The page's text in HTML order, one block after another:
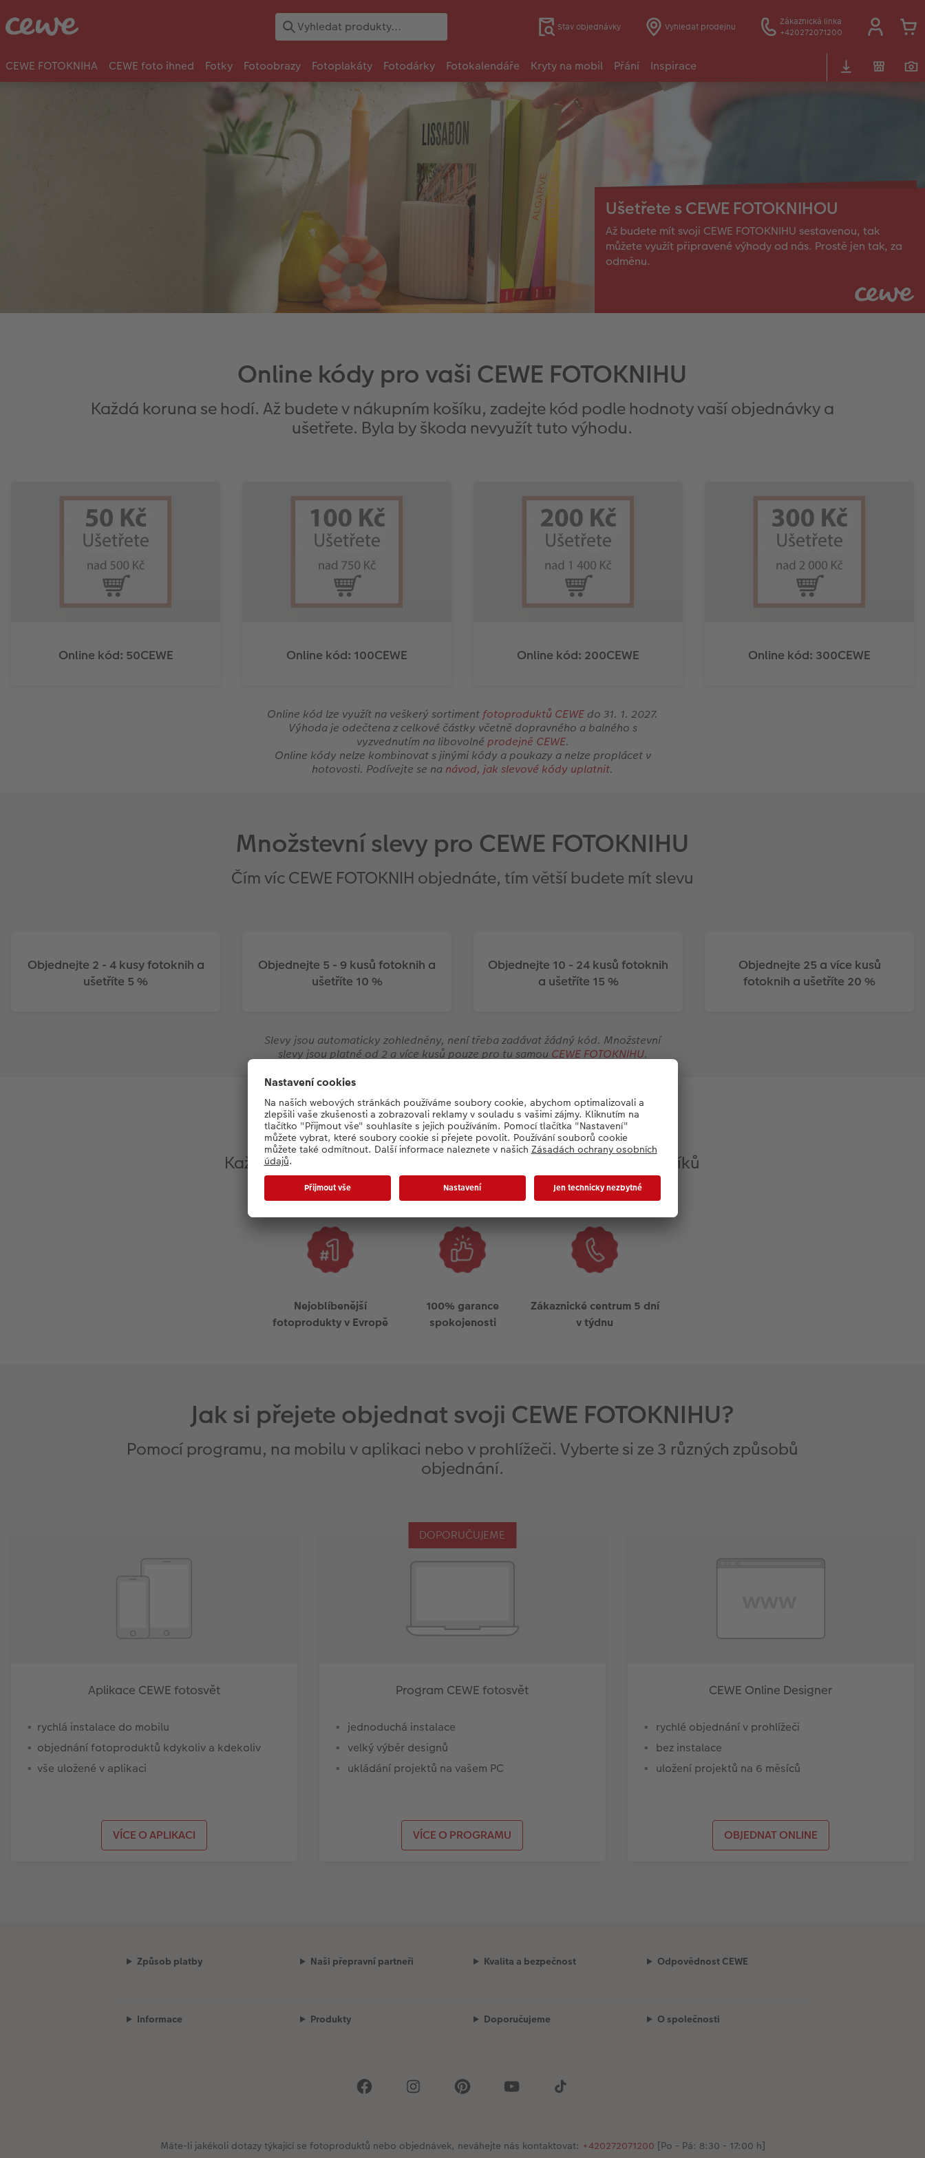
Stav objednávky Vyhledat prodejnu
Zákaznická linka
+420272071200
CEWE FOTOKNIHA CEWE foto ihned Fotky Fotoobrazy Fotoplakáty Fotodárky Fotokalendáře Kryty na mobil Přání Inspirace
Ušetřete s CEWE FOTOKNIHOU
Až budete mít svoji CEWE FOTOKNIHU sestavenou, tak
můžete využít připravené výhody od nás. Prostě jen tak, za
odměnu.
Online kódy pro vaši CEWE FOTOKNIHU
Každá koruna se hodí. Až budete v nákupním košíku, zadejte kód podle hodnoty vaší objednávky a
ušetřete. Byla by škoda nevyužít tuto výhodu.
Online kód: 50CEWE Online kód: 100CEWE Online kód: 200CEWE Online kód: 300CEWE
Online kód lze využít na veškerý sortiment fotoproduktů CEWE do 31. 1. 2027.
Výhoda je odečtena z celkové částky včetně dopravného a balného s
vyzvednutím na libovolné prodejně CEWE.
Online kódy nelze kombinovat s jinými kódy a poukazy a nelze proplácet v
hotovosti. Podívejte se na návod, jak slevové kódy uplatnit.
Množstevní slevy pro CEWE FOTOKNIHU
Čím víc CEWE FOTOKNIH objednáte, tím větší budete mít slevu
Objednejte 2 - 4 kusy fotoknih a
ušetříte 5 %
Objednejte 5 - 9 kusů fotoknih a
ušetříte 10 %
Objednejte 10 - 24 kusů fotoknih
a ušetříte 15 %
Objednejte 25 a více kusů
fotoknih a ušetříte 20 %
Slevy jsou automaticky zohledněny, není třeba zadávat žádný kód. Množstevní
slevy jsou platné od 2 a více kusů pouze pro tu samou CEWE FOTOKNIHU.
Náš slib
Každý den děláme maximum pro spokojenost našich zákazníků
Nejoblíbenější
fotoprodukty v Evropě
100% garance
spokojenosti
Zákaznické centrum 5 dní
v týdnu
Jak si přejete objednat svoji CEWE FOTOKNIHU?
Pomocí programu, na mobilu v aplikaci nebo v prohlížeči. Vyberte si ze 3 různých způsobů
objednání.
Aplikace CEWE fotosvět
rychlá instalace do mobilu
objednání fotoproduktů kdykoliv a kdekoliv
vše uložené v aplikaci
VÍCE O APLIKACI
DOPORUČUJEME
Program CEWE fotosvět
jednoduchá instalace
velký výběr designů
ukládání projektů na vašem PC
VÍCE O PROGRAMU
CEWE Online Designer
rychlé objednání v prohlížeči
bez instalace
uložení projektů na 6 měsíců
OBJEDNAT ONLINE
Způsob platby Naši přepravní partneři Kvalita a bezpečnost Odpovědnost CEWE
Informace Produkty Doporučujeme O společnosti
Máte-li jakékoli dotazy týkající se fotoproduktů nebo objednávek, neváhejte nás kontaktovat: +420272071200 [Po - Pá: 8:30 - 17:00 h]